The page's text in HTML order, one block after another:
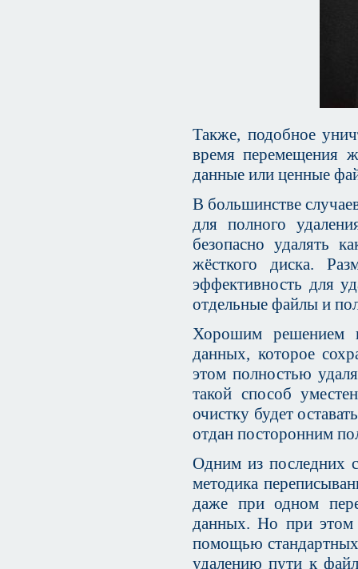
Также, подобное
время перемещения
данные или ценные
В большинстве
для полного
безопасно удалять
жёсткого диска.
эффективность для
отдельные файлы и
Хорошим решением
данных, которое
этом полностью
такой способ
очистку будет
отдан посторонним
Одним из последних
методика
даже при одном
данных. Но при этом
помощью
удалению пути к